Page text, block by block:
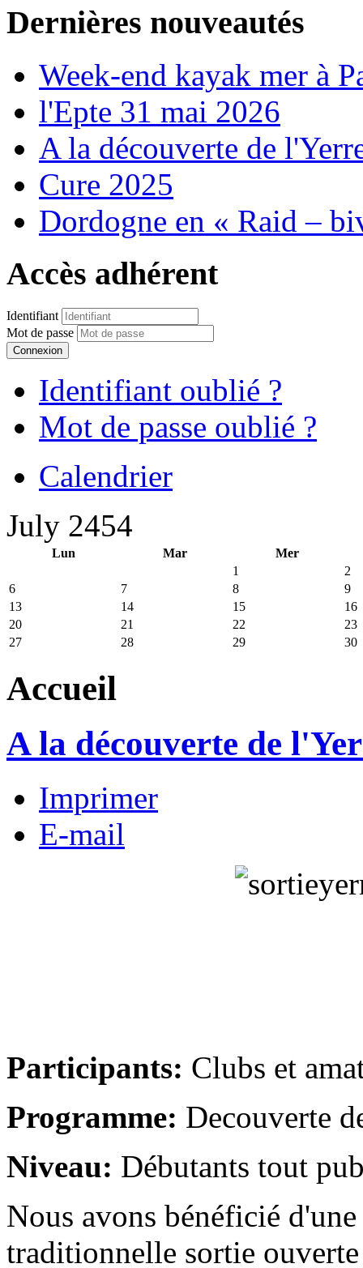
Dernières nouveautés
Week-end kayak mer à
l'Epte 31 mai 2026
A la découverte de
Cure 2025
Dordogne en « Raid –
Accès adhérent
Identifiant
Mot de passe
Connexion
Identifiant oublié ?
Mot de passe oublié ?
Calendrier
July 2454
Lun Mar
Mer
1
2
6
7 8
9
13
14 15
16
20
21 22
23
27
28 29 30
Accueil
A la découverte de
Imprimer
E-mail
Participants: Clubs et
Programme: Decouverte
Niveau: Débutants tout
Nous avons bénéficié
traditionnelle sortie